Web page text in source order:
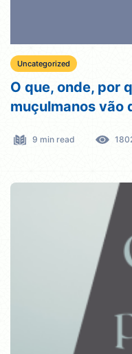
Uncategorized
O que, onde, por
muçulmanos vão
9 min read